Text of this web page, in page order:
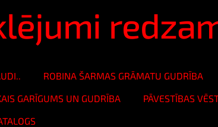
ROBINA ŠARMAS GRĀMATU GUDRĪBA
GARĪGUMS UN GUDRĪBA
PĀVESTĪBAS